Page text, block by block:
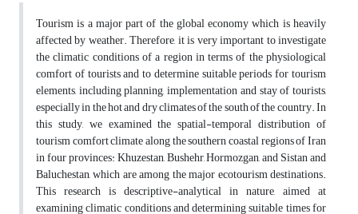
Tourism is a major part of the global economy which is heavily
affected by weather. Therefore, it is very important to investigate
the climatic conditions of a region in terms of the physiological
comfort of tourists and to determine suitable periods for tourism
elements, including planning, implementation and stay of tourists,
especially in the hot and dry climates of the south of the country. In
this study, we examined the spatial-temporal distribution of
tourism comfort climate along the southern coastal regions of Iran
in four provinces: Khuzestan, Bushehr, Hormozgan, and Sistan and
Baluchestan, which are among the major ecotourism destinations.
This research is descriptive-analytical in nature, aimed at
examining climatic conditions and determining suitable times for